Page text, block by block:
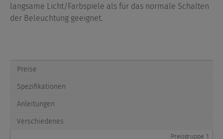
langsame Licht/Farbspiele als für das normale Schalten
der Beleuchtung geeignet.
Preise
Spezifikationen
Anleitungen
Verschiedenes
Preisgruppe 1